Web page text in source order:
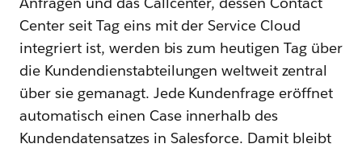
Center seit Tag eins mit der Service Cloud
integriert ist, werden bis zum heutigen Tag über
die Kundendienstabteilungen weltweit zentral
über sie gemanagt. Jede Kundenfrage eröffnet
automatisch einen Case innerhalb des
Kundendatensatzes in Salesforce. Damit bleibt